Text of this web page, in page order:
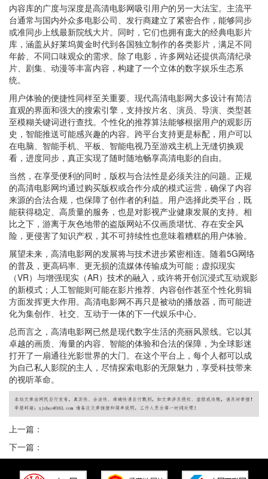
内容库的广度与深度是高清电影网吸引用户的另一大法宝。主流平
台通常与国内外众多电影公司、发行商建立了紧密合作，能够同步
或准同步上线最新院线大片。同时，它们也拥有庞大的经典电影片
库，涵盖从好莱坞黄金时代到各国独立制作的各类影片，满足不同
年龄、不同口味观众的需求。除了电影，许多网站还提供高清纪录
片、剧集、动漫等丰富内容，构建了一个立体的数字娱乐生态系
统。
用户体验的便捷性同样至关重要。现代高清电影网大多设计有简洁
直观的界面和强大的搜索引擎，支持按片名、演员、导演、类型甚
至模糊关键词进行查找。个性化的推荐算法能够根据用户的观影历
史，智能推送可能感兴趣的内容。跨平台支持更是标配，用户可以
在电脑、智能手机、平板、智能电视乃至游戏主机上无缝切换观
看，进度同步，真正实现了随时随地畅享高清电影的自由。
当然，在享受便利的同时，版权与合法性是必须关注的问题。正规
的高清电影网均通过购买版权或合作分成的模式运营，确保了内容
来源的合法合规，也保障了创作者的利益。用户选择此类平台，既
能获得稳定、高质量的服务，也是对影视产业健康发展的支持。相
比之下，游离于灰色地带的盗版网站不仅画质堪忧、存在安全风
险，更侵害了知识产权，其不可持续性也意味着糟糕的用户体验。
展望未来，高清电影网的发展将与技术进步紧密相连。随着5G网络
的普及，更高码率、更无损的流媒体传输成为可能；虚拟现实
（VR）与增强现实（AR）技术的融入，或许将开创沉浸式互动观影
的新模式；人工智能则可能在影片推荐、内容创作甚至个性化剪辑
方面发挥更大作用。高清电影网不再只是被动的播放器，而可能进
化为集创作、社交、互动于一体的下一代娱乐中心。
总而言之，高清电影网已然是现代数字生活的亮丽风景线。它以其
卓越的画质、海量的内容、智能的体验和合法的保障，为全球影迷
打开了一扇通往光影世界的大门。在这个平台上，每个人都可以成
为自己私人影院的主人，尽情探索电影的无限魅力，享受科技带来
的视听革命。
上一篇：
下一篇：